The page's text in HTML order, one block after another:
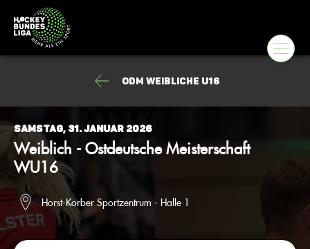
ODM Weibliche U16
Samstag, 31. Januar 2026
Weiblich - Ostdeutsche Meisterschaft
WU16
Horst-Korber Sportzentrum - Halle 1